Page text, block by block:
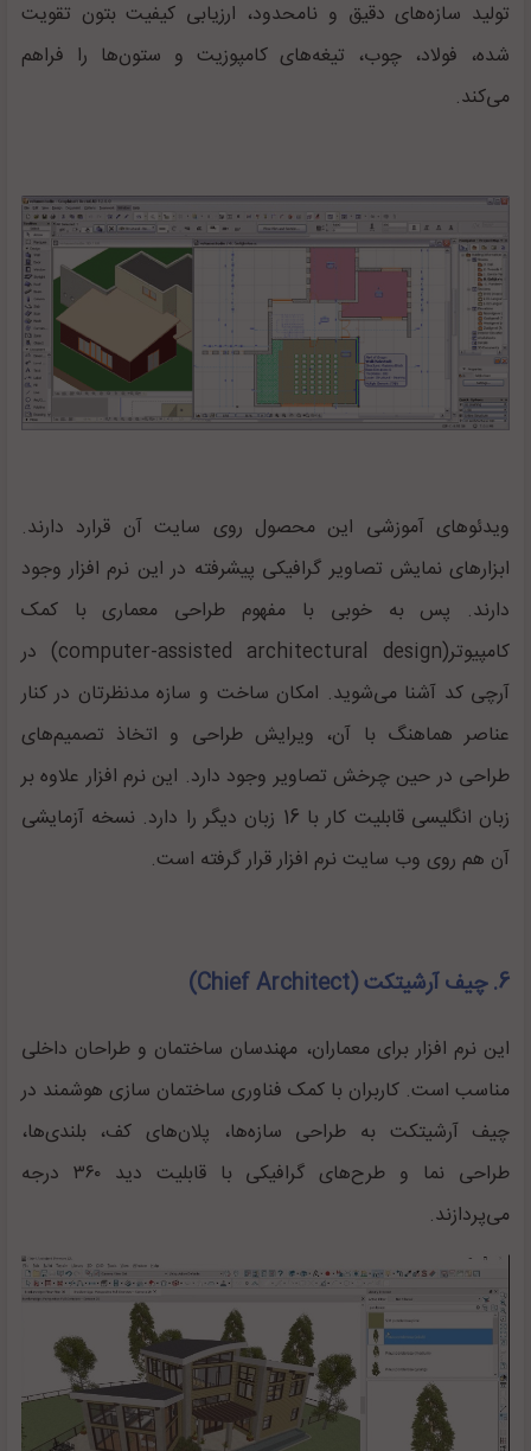
تولید سازه‌های دقیق و نامحدود، ارزیابی کیفیت بتون تقویت
شده، فولاد، چوب، تیغه‌های کامپوزیت و ستون‌ها را فراهم
می‌کند.
ویدئوهای آموزشی این محصول روی سایت آن قرارد دارند.
ابزارهای نمایش تصاویر گرافیکی پیشرفته در این نرم افزار وجود
دارند. پس به خوبی با مفهوم طراحی معماری با کمک
کامپیوتر(computer-assisted architectural design) در
آرچی کد آشنا می‌شوید. امکان ساخت و سازه مدنظرتان در کنار
عناصر هماهنگ با آن، ویرایش طراحی و اتخاذ تصمیم‌های
طراحی در حین چرخش تصاویر وجود دارد. این نرم افزار علاوه بر
زبان انگلیسی قابلیت کار با 16 زبان دیگر را دارد. نسخه آزمایشی
آن هم روی وب سایت نرم افزار قرار گرفته است.
6. چیف آرشیتکت (Chief Architect)
این نرم افزار برای معماران، مهندسان ساختمان و طراحان داخلی
مناسب است. کاربران با کمک فناوری ساختمان سازی هوشمند در
چیف آرشیتکت به طراحی سازه‌ها، پلان‌های کف، بلندی‌ها،
طراحی نما و طرح‌های گرافیکی با قابلیت دید ۳۶۰ درجه
می‌پردازند.